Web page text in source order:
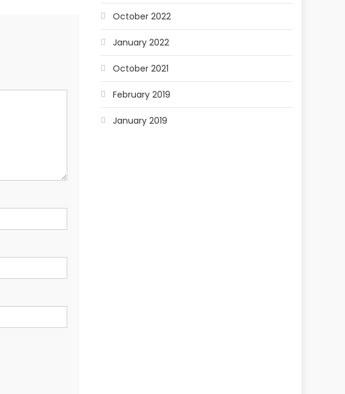
October 2022
January 2022
October 2021
February 2019
January 2019